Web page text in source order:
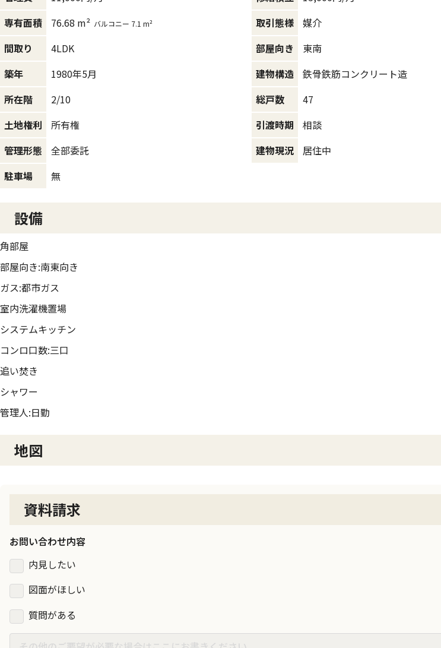
専有面積
76.68 m² バルコニー 7.1 m² 取引態様
媒介
間取り
4LDK 部屋向き
東南
築年
1980年5月 建物構造
鉄骨鉄筋コンクリート造
所在階
2/10 総戸数
47
土地権利
所有権 引渡時期
相談
管理形態
全部委託 建物現況
居住中
駐車場
無
設備
角部屋
部屋向き:南東向き
ガス:都市ガス
室内洗濯機置場
システムキッチン
コンロ口数:三口
追い焚き
シャワー
管理人:日勤
地図
資料請求
お問い合わせ内容
内見したい
図面がほしい
質問がある